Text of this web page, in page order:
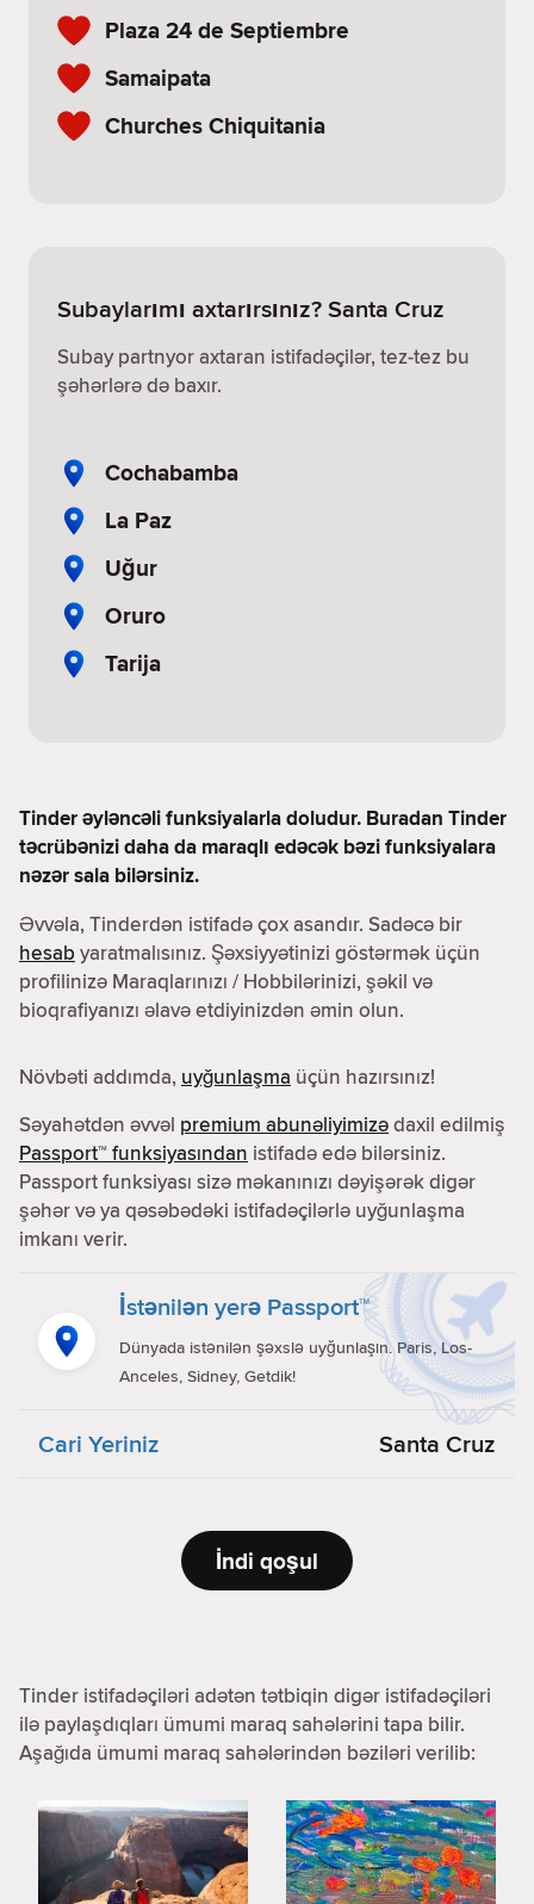
Plaza 24 de Septiembre
Samaipata
Churches Chiquitania
Subaylarımı axtarırsınız? Santa Cruz
Subay partnyor axtaran istifadəçilər, tez-tez bu
şəhərlərə də baxır.
Cochabamba
La Paz
Uğur
Oruro
Tarija
Tinder əyləncəli funksiyalarla doludur. Buradan Tinder
təcrübənizi daha da maraqlı edəcək bəzi funksiyalara
nəzər sala bilərsiniz.
Əvvəla, Tinderdən istifadə çox asandır. Sadəcə bir
hesab yaratmalısınız. Şəxsiyyətinizi göstərmək üçün
profilinizə Maraqlarınızı / Hobbilərinizi, şəkil və
bioqrafiyanızı əlavə etdiyinizdən əmin olun.
Növbəti addımda, uyğunlaşma üçün hazırsınız!
Səyahətdən əvvəl premium abunəliyimizədaxil edilmiş
Passport™ funksiyasından istifadə edə bilərsiniz.
Passport funksiyası sizə məkanınızı dəyişərək digər
şəhər və ya qəsəbədəki istifadəçilərlə uyğunlaşma
imkanı verir.
İstənilən yerə Passport™
Dünyada istənilən şəxslə uyğunlaşın. Paris, Los-
Anceles, Sidney, Getdik!
Cari Yeriniz Santa Cruz
İndi qoşul
Tinder istifadəçiləri adətən tətbiqin digər istifadəçiləri
ilə paylaşdıqları ümumi maraq sahələrini tapa bilir.
Aşağıda ümumi maraq sahələrindən bəziləri verilib: